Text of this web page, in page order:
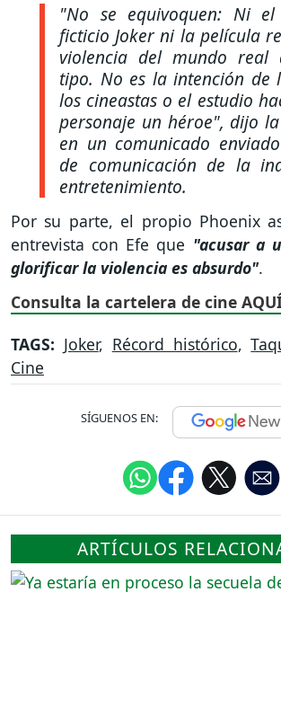
"No se equivoquen: Ni el
ficticio Joker ni la película
violencia del mundo real
tipo. No es la intención de
los cineastas o el estudio
personaje un héroe", dijo
en un comunicado
de comunicación de la
entretenimiento.
Por su parte, el propio Phoenix
entrevista con Efe que "acusar a
glorificar la violencia es absurdo".
Consulta la cartelera de cine
TAGS: Joker, Récord histórico,
Cine
SÍGUENOS EN:
ARTÍCULOS